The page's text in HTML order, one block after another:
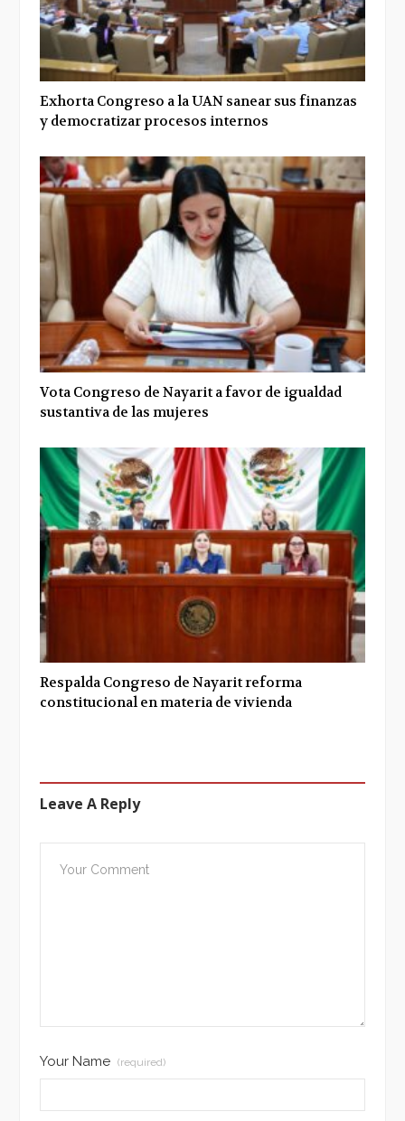
Exhorta Congreso a la UAN sanear sus finanzas
y democratizar procesos internos
Vota Congreso de Nayarit a favor de igualdad
sustantiva de las mujeres
Respalda Congreso de Nayarit reforma
constitucional en materia de vivienda
Leave A Reply
Your Name (required)